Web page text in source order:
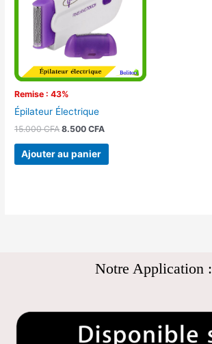
Remise : 43%
Épilateur Électrique
15.000CFA 8.500CFA
Ajouter au panier
Notre Application :